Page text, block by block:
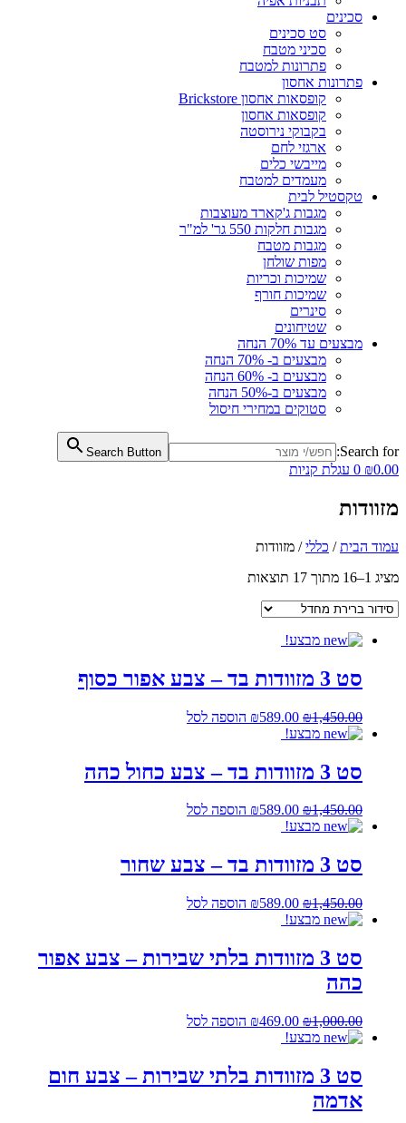
סכינים
סט סכינים
סכיני מטבח
פתרונות למטבח
פתרונות אחסון
קופסאות אחסון Brickstore
קופסאות אחסון
בקבוקי נירוסטה
ארגזי לחם
מייבשי כלים
מעמדים למטבח
טקסטיל לבית
מגבות ג'קארד מעוצבות
מגבות חלקות 550 גר' למ"ר
מגבות מטבח
מפות שולחן
שמיכות וכריות
שמיכות חורף
סינרים
שטיחונים
מבצעים עד 70% הנחה
מבצעים ב- 70% הנחה
מבצעים ב- 60% הנחה
מבצעים ב-50% הנחה
סטוקים במחירי חיסול
Search for:
Search Button
₪0.00
0 עגלת קניות
מזוודות
עמוד הבית/ כללי/ מזוודות
מציג 1–16 מתוך 17 תוצאות
מבצע!
סט 3 מזוודות בד – צבע אפור כסוף
₪1,450.00
המחיר
המקורי
₪1,450.00.
₪589.00
המחיר
₪589.00.
הוספה לסל
מבצע!
סט 3 מזוודות בד – צבע כחול כהה
₪1,450.00
המחיר
המקורי
₪1,450.00.
₪589.00
המחיר
₪589.00.
הוספה לסל
מבצע!
סט 3 מזוודות בד – צבע שחור
₪1,450.00
המחיר
המקורי
₪1,450.00.
₪589.00
המחיר
₪589.00.
הוספה לסל
מבצע!
סט 3 מזוודות בלתי שבירות – צבע אפור
כהה
₪1,000.00
המחיר
המקורי
₪1,000.00.
₪469.00
המחיר
₪469.00.
הוספה לסל
מבצע!
סט 3 מזוודות בלתי שבירות – צבע חום
אדמה